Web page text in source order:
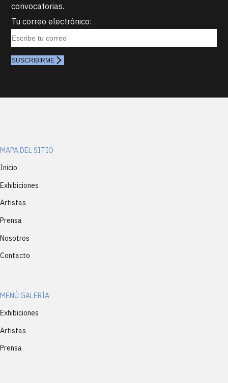
convocatorias.
Tu correo electrónico:
SUSCRIBIRME
MAPA DEL SITIO
Inicio
Exhibiciones
Artistas
Prensa
Nosotros
Contacto
MENÚ GALERÍA
Exhibiciones
Artistas
Prensa